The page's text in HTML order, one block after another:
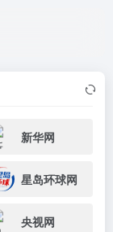
新华网
星岛环球网
央视网